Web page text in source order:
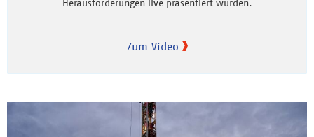
Herausforderungen live präsentiert wurden.
Zum Video